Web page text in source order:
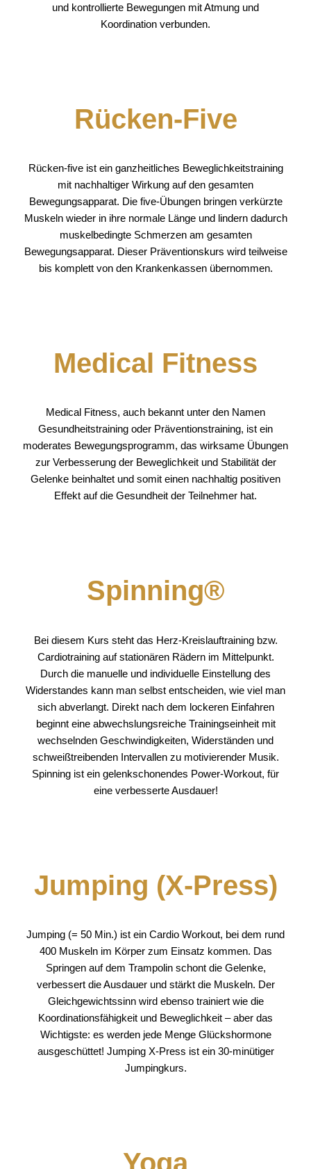
und kontrollierte Bewegungen mit Atmung und
Koordination verbunden.
Rücken-Five
Rücken-five ist ein ganzheitliches Beweglichkeitstraining
mit nachhaltiger Wirkung auf den gesamten
Bewegungsapparat. Die five-Übungen bringen verkürzte
Muskeln wieder in ihre normale Länge und lindern dadurch
muskelbedingte Schmerzen am gesamten
Bewegungsapparat. Dieser Präventionskurs wird teilweise
bis komplett von den Krankenkassen übernommen.
Medical Fitness
Medical Fitness, auch bekannt unter den Namen
Gesundheitstraining oder Präventionstraining, ist ein
moderates Bewegungsprogramm, das wirksame Übungen
zur Verbesserung der Beweglichkeit und Stabilität der
Gelenke beinhaltet und somit einen nachhaltig positiven
Effekt auf die Gesundheit der Teilnehmer hat.
Spinning®
Bei diesem Kurs steht das Herz-Kreislauftraining bzw.
Cardiotraining auf stationären Rädern im Mittelpunkt.
Durch die manuelle und individuelle Einstellung des
Widerstandes kann man selbst entscheiden, wie viel man
sich abverlangt. Direkt nach dem lockeren Einfahren
beginnt eine abwechslungsreiche Trainingseinheit mit
wechselnden Geschwindigkeiten, Widerständen und
schweißtreibenden Intervallen zu motivierender Musik.
Spinning ist ein gelenkschonendes Power-Workout, für
eine verbesserte Ausdauer!
Jumping (X-Press)
Jumping (= 50 Min.) ist ein Cardio Workout, bei dem rund
400 Muskeln im Körper zum Einsatz kommen. Das
Springen auf dem Trampolin schont die Gelenke,
verbessert die Ausdauer und stärkt die Muskeln. Der
Gleichgewichtssinn wird ebenso trainiert wie die
Koordinationsfähigkeit und Beweglichkeit – aber das
Wichtigste: es werden jede Menge Glückshormone
ausgeschüttet! Jumping X-Press ist ein 30-minütiger
Jumpingkurs.
Yoga